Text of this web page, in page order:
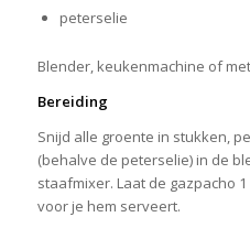
peterselie
Blender, keukenmachine of
Bereiding
Snijd alle groente in stukken,
(behalve de peterselie) in de
staafmixer. Laat de gazpacho
voor je hem serveert.